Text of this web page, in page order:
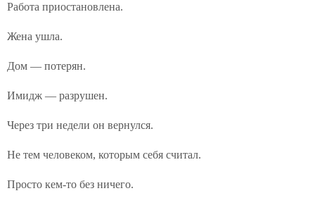
Работа приостановлена.
Жена ушла.
Дом — потерян.
Имидж — разрушен.
Через три недели он вернулся.
Не тем человеком, которым себя считал.
Просто кем-то без ничего.